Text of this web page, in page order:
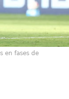
en fases de